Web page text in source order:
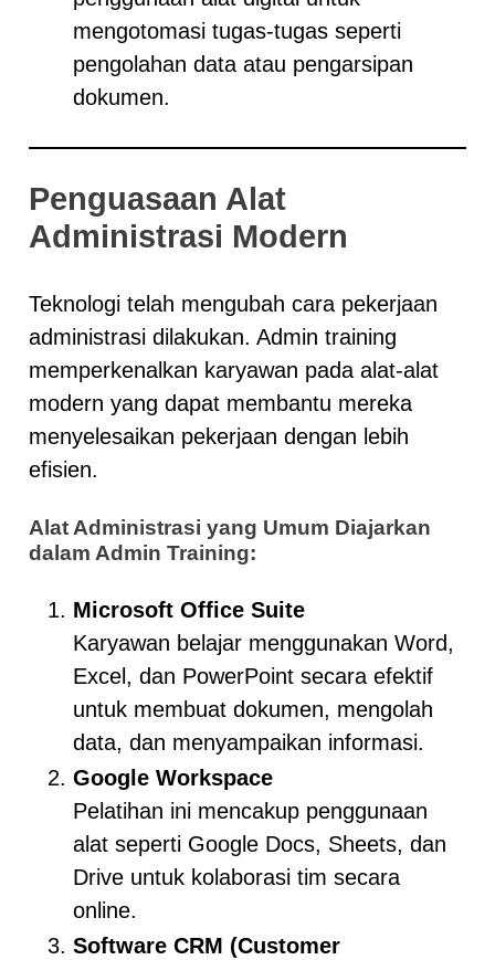
mengotomasi tugas-tugas seperti
pengolahan data atau pengarsipan
dokumen.
Penguasaan Alat
Administrasi Modern
Teknologi telah mengubah cara pekerjaan
administrasi dilakukan. Admin training
memperkenalkan karyawan pada alat-alat
modern yang dapat membantu mereka
menyelesaikan pekerjaan dengan lebih
efisien.
Alat Administrasi yang Umum Diajarkan
dalam Admin Training:
Microsoft Office Suite
Karyawan belajar menggunakan Word,
Excel, dan PowerPoint secara efektif
untuk membuat dokumen, mengolah
data, dan menyampaikan informasi.
Google Workspace
Pelatihan ini mencakup penggunaan
alat seperti Google Docs, Sheets, dan
Drive untuk kolaborasi tim secara
online.
Software CRM (Customer